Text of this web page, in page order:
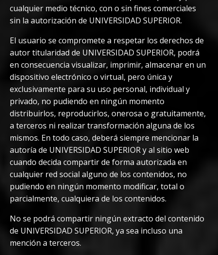
cualquier medio técnico, con o sin fines comerciales
sin la autorización de UNIVERSIDAD SUPERIOR.
El usuario se compromete a respetar los derechos de
autor titularidad de UNIVERSIDAD SUPERIOR, podrá
en consecuencia visualizar, imprimir, almacenar en un
dispositivo electrónico o virtual, pero única y
exclusivamente para su uso personal, individual y
privado, no pudiendo en ningún momento
distribuirlos, reproducirlos, onerosa o gratuitamente,
a terceros ni realizar transformación alguna de los
mismos. En todo caso, deberá siempre mencionar la
autoría de UNIVERSIDAD SUPERIOR y al sitio web
cuando decida compartir de forma autorizada en
cualquier red social alguno de los contenidos, no
pudiendo en ningún momento modificar, total o
parcialmente, cualquiera de los contenidos.
No se podrá compartir ningún extracto del contenido
de UNIVERSIDAD SUPERIOR, ya sea incluso una
mención a terceros.